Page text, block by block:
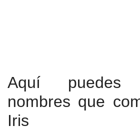
Aquí puedes
nombres que
Iris